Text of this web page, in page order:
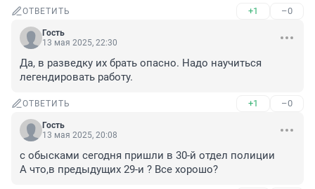
ОТВЕТИТЬ +1 –0
Гость
13 мая 2025, 22:30
Да, в разведку их брать опасно. Надо научиться
легендировать работу.
ОТВЕТИТЬ +1 –0
Гость
13 мая 2025, 20:08
с обысками сегодня пришли в 30-й отдел полиции
А что,в предыдущих 29-и ? Все хорошо?